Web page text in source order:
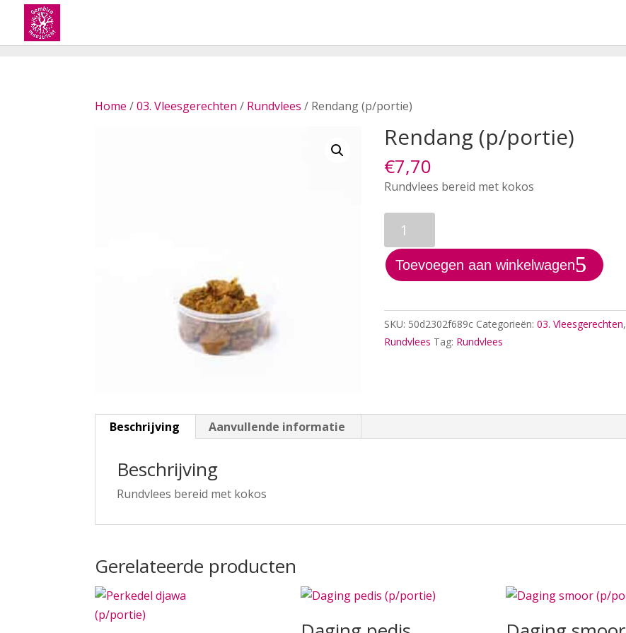
Home /03. Vleesgerechten / Rundvlees / Rendang (p/portie)
Rendang (p/portie)
€7,70
Rundvlees bereid met kokos
(p/portie)
aantal
Toevoegen aan winkelwagen
SKU: 50d2302f689c Categorieën: 03. Vleesgerechten,
Rundvlees Tag: Rundvlees
Beschrijving Aanvullende informatie
Beschrijving
Rundvlees bereid met kokos
Gerelateerde producten